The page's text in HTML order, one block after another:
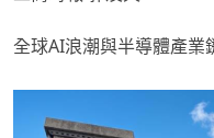
全球AI浪潮與半導體產業
已全面超越行政區的整
政區平均水準，其中以